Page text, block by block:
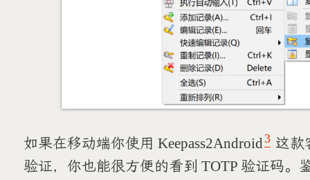
如果在移动端你使用 Keepass2Android3 这款
验证，你也能很方便的看到 TOTP 验证码。